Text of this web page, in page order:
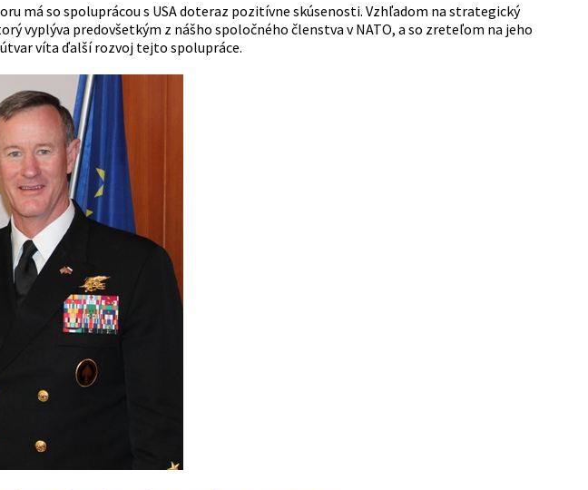
má so spoluprácou s USA doteraz pozitívne skúsenosti. Vzhľadom na strategický
vyplýva predovšetkým z nášho spoločného členstva v NATO, a so zreteľom na jeho
víta ďalší rozvoj tejto spolupráce.